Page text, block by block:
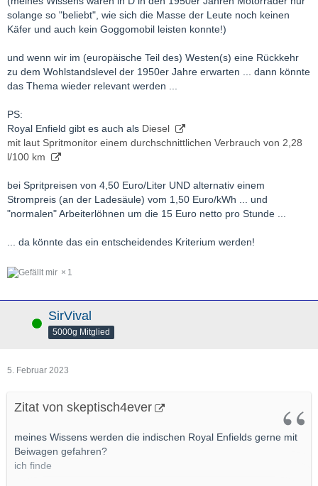
solange so "beliebt", wie sich die Masse der Leute noch keinen
Käfer und auch kein Goggomobil leisten konnte!)
und wenn wir im (europäische Teil des) Westen(s) eine Rückkehr
zu dem Wohlstandslevel der 1950er Jahre erwarten ... dann könnte
das Thema wieder relevant werden ...
PS:
Royal Enfield gibt es auch als Diesel
mit laut Spritmonitor einem durchschnittlichen Verbrauch von 2,28
l/100 km
bei Spritpreisen von 4,50 Euro/Liter UND alternativ einem
Strompreis (an der Ladesäule) vom 1,50 Euro/kWh ... und
"normalen" Arbeiterlöhnen um die 15 Euro netto pro Stunde ...
... da könnte das ein entscheidendes Kriterium werden!
1
Online SirVival
5000g Mitglied
5. Februar 2023
Zitat von skeptisch4ever
meines Wissens werden die indischen Royal Enfields gerne mit
Beiwagen gefahren?
ich finde